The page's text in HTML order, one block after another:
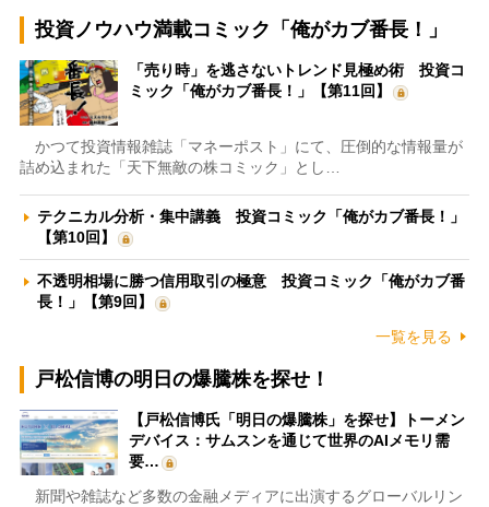
投資ノウハウ満載コミック「俺がカブ番長！」
「売り時」を逃さないトレンド見極め術 投資コ
ミック「俺がカブ番長！」【第11回】
かつて投資情報雑誌「マネーポスト」にて、圧倒的な情報量が
詰め込まれた「天下無敵の株コミック」とし…
テクニカル分析・集中講義 投資コミック「俺がカブ番長！」
【第10回】
不透明相場に勝つ信用取引の極意 投資コミック「俺がカブ番
長！」【第9回】
一覧を見る
戸松信博の明日の爆騰株を探せ！
【戸松信博氏「明日の爆騰株」を探せ】トーメン
デバイス：サムスンを通じて世界のAIメモリ需
要…
新聞や雑誌など多数の金融メディアに出演するグローバルリン